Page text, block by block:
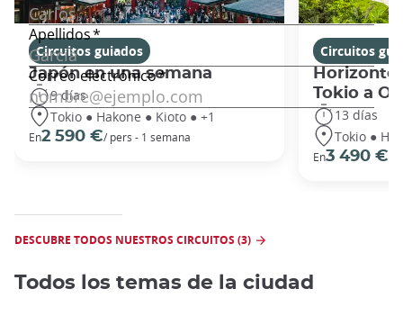
Circuitos guiados
Japón en una semana
9 días
Tokio ● Hakone ● Kioto ● +1
En2 590 €/ pers - 1 semana
Circuitos
Tokio a
13 días
Tokio ●
En3 490 €
DESCUBRE TODOS NUESTROS CIRCUITOS (3)
Todos los temas de la ciudad